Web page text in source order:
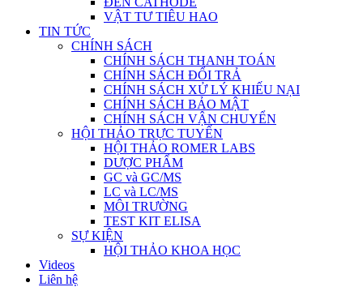
VẬT TƯ TIÊU HAO
TIN TỨC
CHÍNH SÁCH
CHÍNH SÁCH THANH TOÁN
CHÍNH SÁCH ĐỔI TRẢ
CHÍNH SÁCH XỬ LÝ KHIẾU NẠI
CHÍNH SÁCH BẢO MẬT
CHÍNH SÁCH VẬN CHUYỂN
HỘI THẢO TRỰC TUYẾN
HỘI THẢO ROMER LABS
DƯỢC PHẨM
GC và GC/MS
LC và LC/MS
MÔI TRƯỜNG
TEST KIT ELISA
SỰ KIỆN
HỘI THẢO KHOA HỌC
Videos
Liên hệ